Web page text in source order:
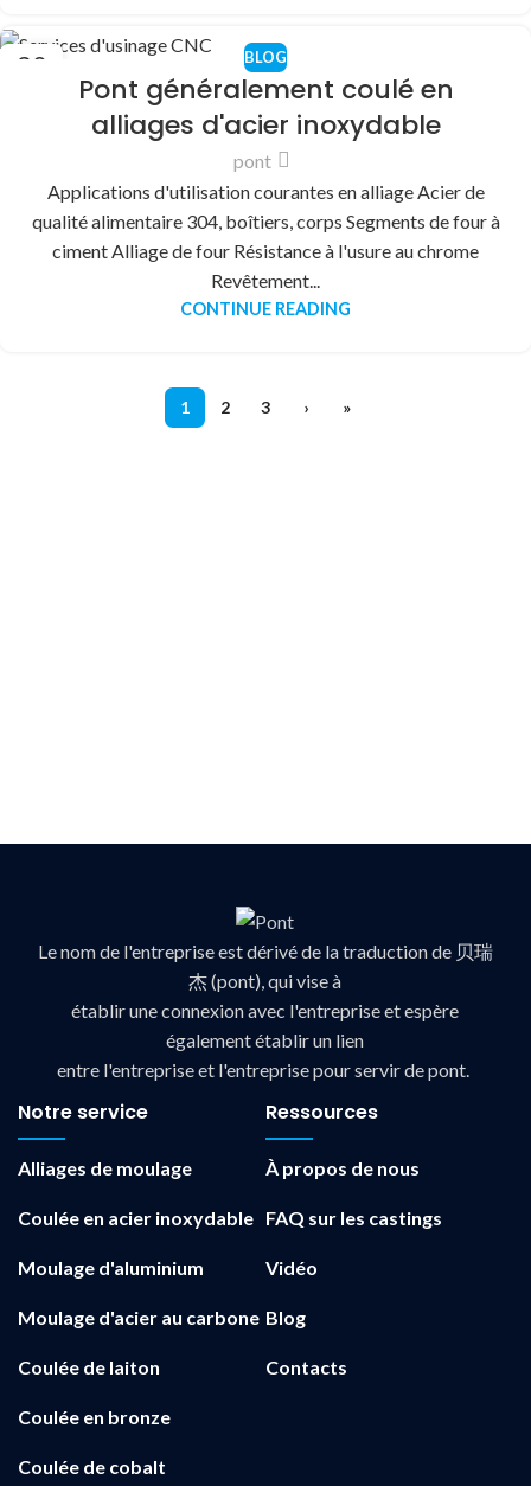
30 BLOG
Pont généralement coulé en
alliages d'acier inoxydable
pont
Applications d'utilisation courantes en alliage Acier de
qualité alimentaire 304, boîtiers, corps Segments de four à
ciment Alliage de four Résistance à l'usure au chrome
Revêtement...
CONTINUE READING
1 2 3 › »
Le nom de l'entreprise est dérivé de la traduction de 贝瑞
杰 (pont), qui vise à
établir une connexion avec l'entreprise et espère
également établir un lien
entre l'entreprise et l'entreprise pour servir de pont.
Notre service
Alliages de moulage
Coulée en acier inoxydable
Moulage d'aluminium
Moulage d'acier au carbone
Coulée de laiton
Coulée en bronze
Coulée de cobalt
Ressources
À propos de nous
FAQ sur les castings
Vidéo
Blog
Contacts